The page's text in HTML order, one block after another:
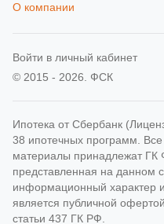
О компании
© 2015 - 2026. ФСК
Ипотека от Сбербанк
38 ипотечных программ.
материалы принадлежат
представленная на данном
информационный характер
является публичной
статьи 437 ГК РФ.
Войти в личный кабинет